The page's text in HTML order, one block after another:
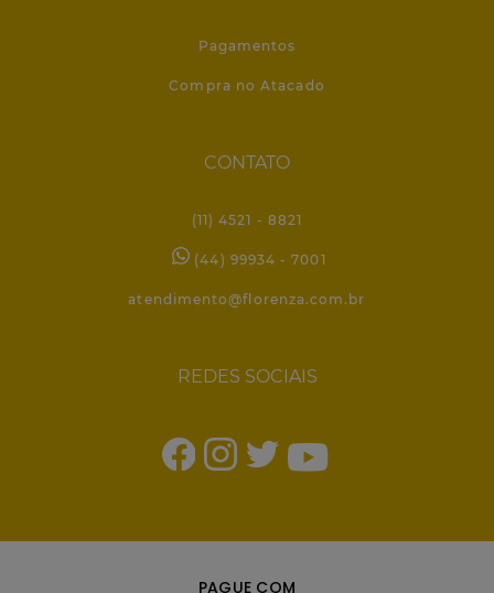
Pagamentos
Compra no Atacado
CONTATO
(11) 4521 - 8821
(44) 99934 - 7001
atendimento@florenza.com.br
REDES SOCIAIS
PAGUE COM